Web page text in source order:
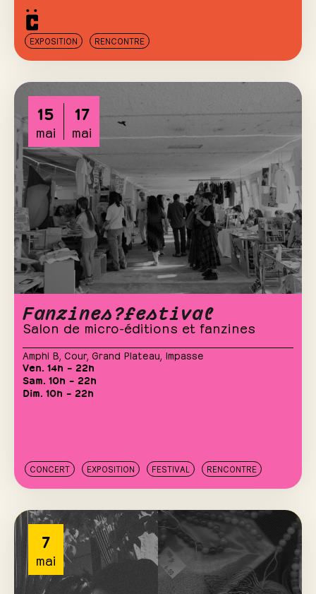
EXPOSITION RENCONTRE
15
mai
17
mai
Fanzines?festival
Salon de micro-éditions et fanzines
Amphi B Cour, Grand Plateau Impasse
Ven. 14h – 22h
Sam. 10h – 22h
Dim. 10h – 22h
CONCERT EXPOSITION FESTIVAL RENCONTRE
7
mai